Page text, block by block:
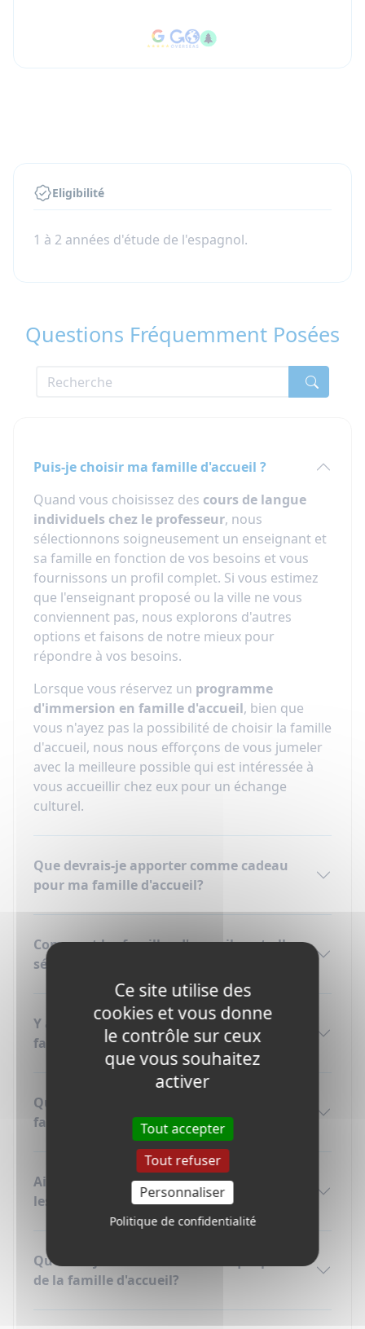
Eligibilité
1 à 2 années d'étude de l'espagnol.
Questions Fréquemment Posées
Puis-je choisir ma famille d'accueil ?
Quand vous choisissez des cours de langue
individuels chez le professeur, nous
sélectionnons soigneusement un enseignant et
sa famille en fonction de vos besoins et vous
fournissons un profil complet. Si vous estimez
que l'enseignant proposé ou la ville ne vous
conviennent pas, nous explorons d'autres
options et faisons de notre mieux pour
répondre à vos besoins.
Lorsque vous réservez un programme
d'immersion en famille d'accueil, bien que
vous n'ayez pas la possibilité de choisir la famille
d'accueil, nous nous efforçons de vous jumeler
avec la meilleure possible qui est intéressée à
vous accueillir chez eux pour un échange
culturel.
Que devrais-je apporter comme cadeau
pour ma famille d'accueil?
Comment les familles d'accueil sont-elles
sélectionnées ?
Y aura-t-il d'autres adolescents dans la
famille d'accueil ?
Que faire si je ne m'entends pas avec ma
famille d'accueil?
Ai-je besoin d'argent supplémentaire pour
les activités?
Que suis-je censé faire en tant que partie
de la famille d'accueil?
Ce site utilise des
cookies et vous donne
le contrôle sur ceux
que vous souhaitez
activer
Tout accepter
Tout refuser
Personnaliser
Politique de confidentialité